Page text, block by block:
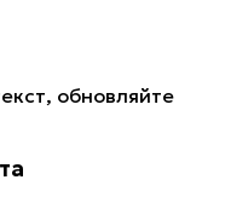
обновляйте